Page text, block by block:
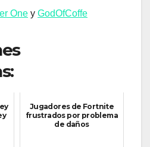
One y GodOfCoffe
Jugadores de Fortnite
frustrados por problema
de daños